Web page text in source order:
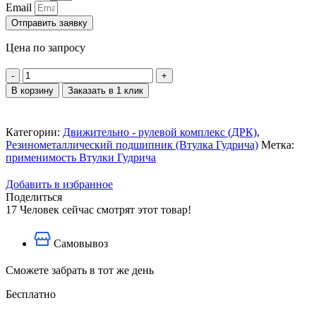
Email
Отправить заявку
Цена по запросу
Количество
товара
Резинометаллический
165
В корзину Заказать в 1 клик
Категории: Движительно - рулевой комплекс (ДРК),
Резинометаллический подшипник (Втулка Гудрича) Метка:
применимость Втулки Гудрича
Добавить в избранное
Поделиться
17 Человек сейчас смотрят этот товар!
Самовывоз
Сможете забрать в тот же день
Бесплатно